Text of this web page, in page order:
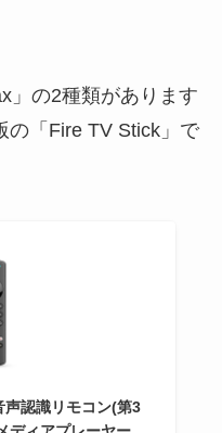
」の2種類があります
の「Fire TV Stick」で
認識リモコン(第3